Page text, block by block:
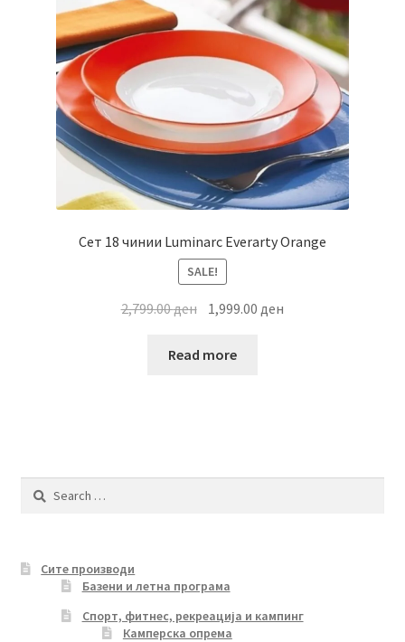
Сет 18 чинии Luminarc Everarty Orange
SALE!
2,799.00ден Original
was:
1,999.00ден
Read more
Search
Сите производи
Базени и летна програма
Спорт, фитнес, рекреација и кампинг
Камперска опрема